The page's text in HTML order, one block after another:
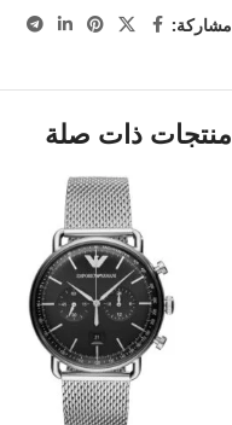
مشاركة:
منتجات ذات صلة